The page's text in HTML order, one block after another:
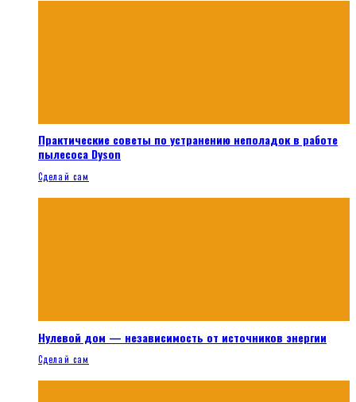
Практические советы по устранению неполадок в работе
пылесоса Dyson
Сделай сам
Нулевой дом — независимость от источников энергии
Сделай сам